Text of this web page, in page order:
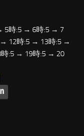
5時:5 → 6時:5 → 7
12時:5 → 13時:5 →
:5 → 19時:5 → 20